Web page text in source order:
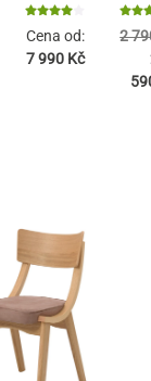
4
z 5
Cena od:
7 990 Kč
5
2